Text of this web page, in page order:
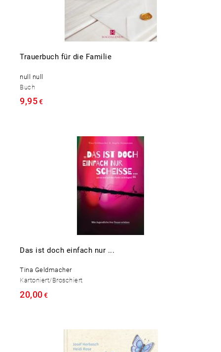
Trauerbuch für die Familie
null null
Buch
9,95€
Das ist doch einfach nur ...
Tina Geldmacher
Kartoniert/Broschiert
20,00€